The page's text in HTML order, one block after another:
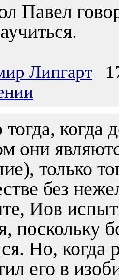
Павел
Липгарт
тогда, когда
они
только
без
Иов
поскольку
Но, когда
его в